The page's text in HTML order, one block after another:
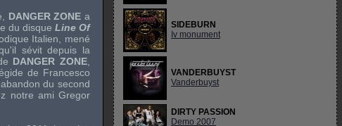
DANGER ZONE a
du disque Line Of
Italien, mené
sévit depuis la
DANGER ZONE
de Francesco
du second
notre ami Gregor
SIDEBURN
Iv monument
VANDERBUYST
Vanderbuyst
DIRTY PASSION
Demo 2007